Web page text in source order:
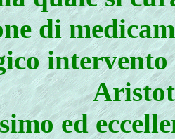
di
ed